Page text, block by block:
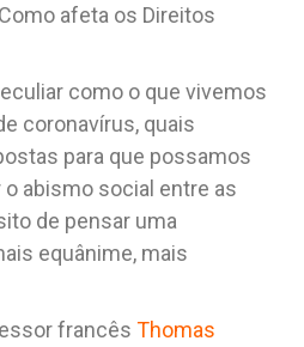
afeta os Direitos
como o que vivemos
coronavírus, quais
para que possamos
abismo social entre as
de pensar uma
equânime, mais
francês Thomas